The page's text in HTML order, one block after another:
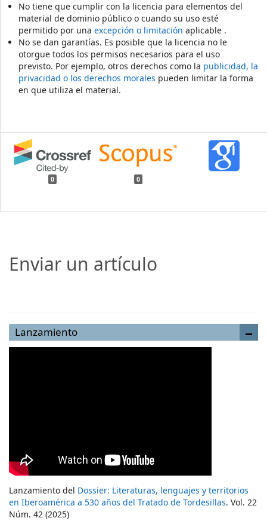
No tiene que cumplir con la licencia para elementos del
material de dominio público o cuando su uso esté
permitido por una excepción o limitación aplicable .
No se dan garantías. Es posible que la licencia no le
otorgue todos los permisos necesarios para el uso
previsto. Por ejemplo, otros derechos como la publicidad, la
privacidad o los derechos morales pueden limitar la forma
en que utiliza el material.
0 0
Enviar un artículo
Lanzamiento
Lanzamiento del Dossier: Literaturas, lenguajes y territorios
en Iberoamérica a 530 años del Tratado de Tordesillas. Vol. 22
Núm. 42 (2025)